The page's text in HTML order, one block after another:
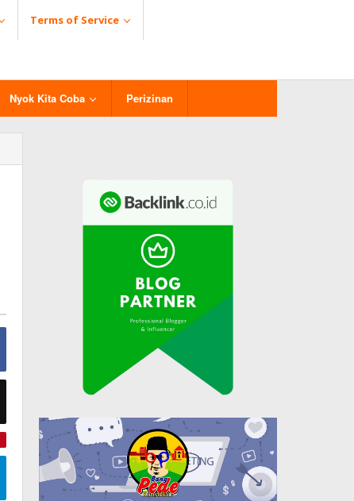
Terms of Service
Nyok Kita Coba Perizinan